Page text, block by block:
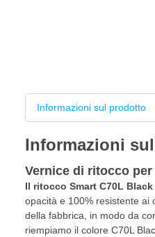
Informazioni sul prodotto
Informazioni
Vernice di ritocco
Il ritocco Smart C70L
opacità e 100% resistente ai
della fabbrica, in modo da
riempiamo il colore C70L